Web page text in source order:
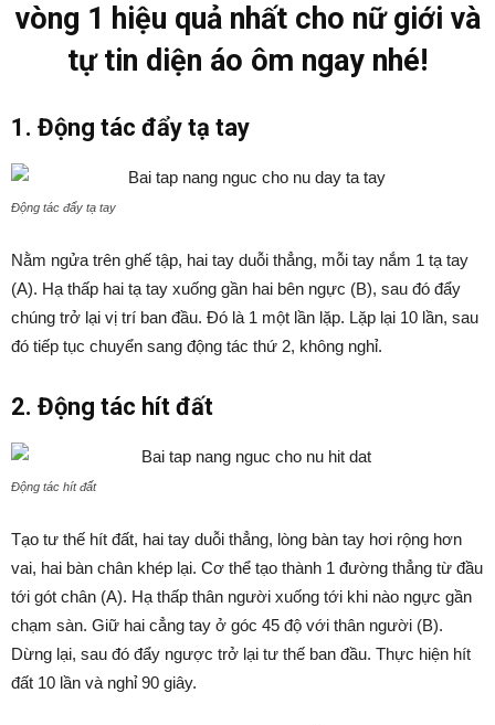
vòng 1 hiệu quả nhất cho nữ giới và
tự tin diện áo ôm ngay nhé!
1. Động tác đẩy tạ tay
Động tác đẩy tạ tay
Nằm ngửa trên ghế tập, hai tay duỗi thẳng, mỗi tay nắm 1 tạ tay
(A). Hạ thấp hai tạ tay xuống gần hai bên ngực (B), sau đó đẩy
chúng trở lại vị trí ban đầu. Đó là 1 một lần lặp. Lặp lại 10 lần, sau
đó tiếp tục chuyển sang động tác thứ 2, không nghỉ.
2. Động tác hít đất
Động tác hít đất
Tạo tư thế hít đất, hai tay duỗi thẳng, lòng bàn tay hơi rộng hơn
vai, hai bàn chân khép lại. Cơ thể tạo thành 1 đường thẳng từ đầu
tới gót chân (A). Hạ thấp thân người xuống tới khi nào ngực gần
chạm sàn. Giữ hai cẳng tay ở góc 45 độ với thân người (B).
Dừng lại, sau đó đẩy ngược trở lại tư thế ban đầu. Thực hiện hít
đất 10 lần và nghỉ 90 giây.